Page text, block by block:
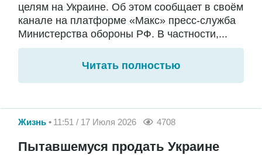
целям на Украине. Об этом сообщает в своём
канале на платформе «Макс» пресс-служба
Министерства обороны РФ. В частности,...
Читать полностью
Жизнь 11:51 / 17 Июля 2026 4708
Пытавшемуся продать Украине